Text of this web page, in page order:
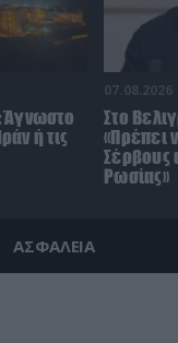
Άγνωστο
ή τις
07.08.2026
Στο
«Πρέπει
Σέρβους
Ρωσίας»
ΑΣΦΑΛΕΙΑ